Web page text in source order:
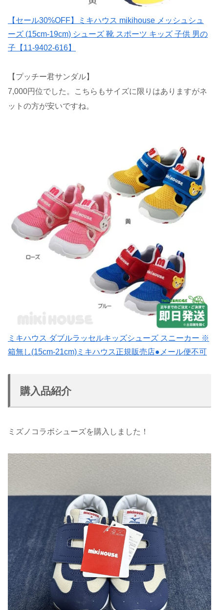
【セール30%OFF】ミキハウス mikihouse メッシュシュ
ーズ (15cm-19cm) シューズ 靴 スポーツ キッズ 子供 男の
子【11-9402-616】
【プッチー君サンダル】
7,000円位でした。こちらもサイズに限りはありますがネ
ットの方が安いですね。
ミキハウス ダブルラッセルキッズシューズ スニーカー ※
箱無し(15cm-21cm)ミキハウス正規販売店●メール便不可
購入品紹介
ミズノコラボシューズを購入しました！